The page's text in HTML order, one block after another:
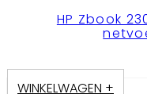
HP Zbook
WINKELWAGEN +